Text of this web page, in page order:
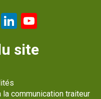
Instagram
LinkedIn
site
la communication traiteur